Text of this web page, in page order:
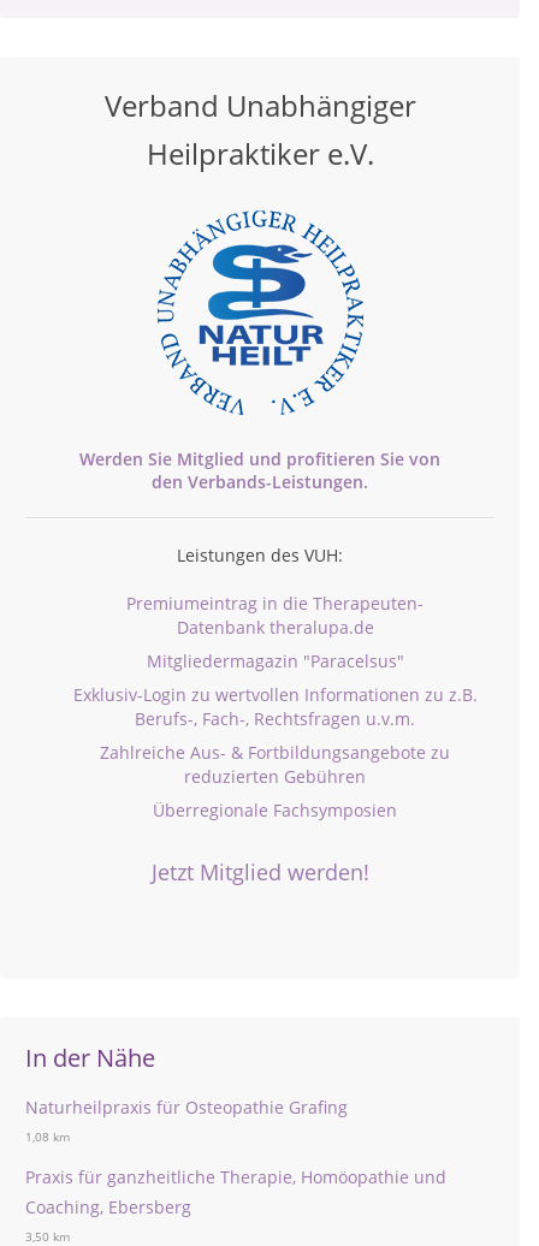
Verband Unabhängiger
Heilpraktiker e.V.
Werden Sie Mitglied und profitieren Sie von
den Verbands-Leistungen.
Leistungen des VUH:
Premiumeintrag in die Therapeuten-
Datenbank theralupa.de
Mitgliedermagazin "Paracelsus"
Exklusiv-Login zu wertvollen Informationen zu z.B.
Berufs-, Fach-, Rechtsfragen u.v.m.
Zahlreiche Aus- & Fortbildungsangebote zu
reduzierten Gebühren
Überregionale Fachsymposien
Jetzt Mitglied werden!
In der Nähe
Naturheilpraxis für Osteopathie Grafing
1,08 km
Praxis für ganzheitliche Therapie, Homöopathie und
Coaching, Ebersberg
3,50 km